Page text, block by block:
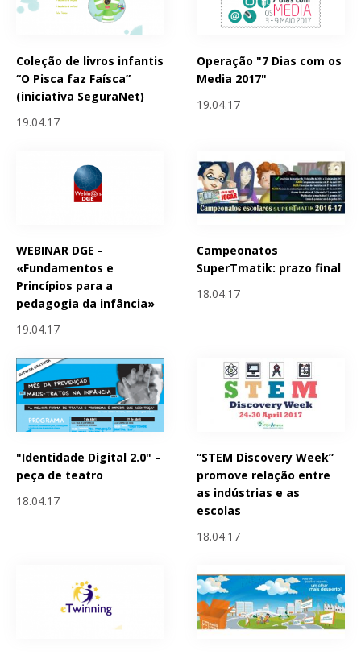
Coleção de livros infantis
“O Pisca faz Faísca”
(iniciativa SeguraNet)
19.04.17
Operação "7 Dias com os
Media 2017"
19.04.17
WEBINAR DGE -
«Fundamentos e
Princípios para a
pedagogia da infância»
19.04.17
Campeonatos
SuperTmatik: prazo final
18.04.17
"Identidade Digital 2.0" –
peça de teatro
18.04.17
“STEM Discovery Week”
promove relação entre
as indústrias e as
escolas
18.04.17